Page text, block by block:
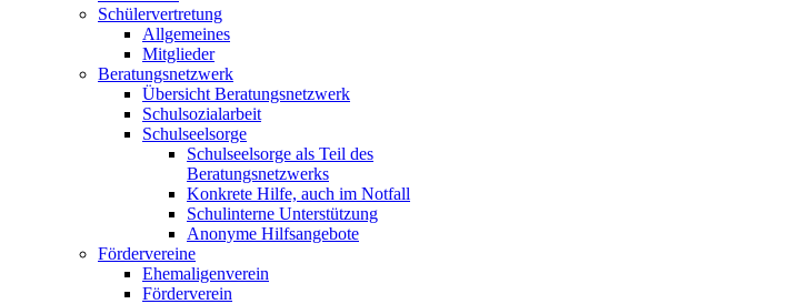
Schülervertretung
Allgemeines
Mitglieder
Beratungsnetzwerk
Übersicht Beratungsnetzwerk
Schulsozialarbeit
Schulseelsorge
Schulseelsorge als Teil des
Beratungsnetzwerks
Konkrete Hilfe, auch im Notfall
Schulinterne Unterstützung
Anonyme Hilfsangebote
Fördervereine
Ehemaligenverein
Förderverein